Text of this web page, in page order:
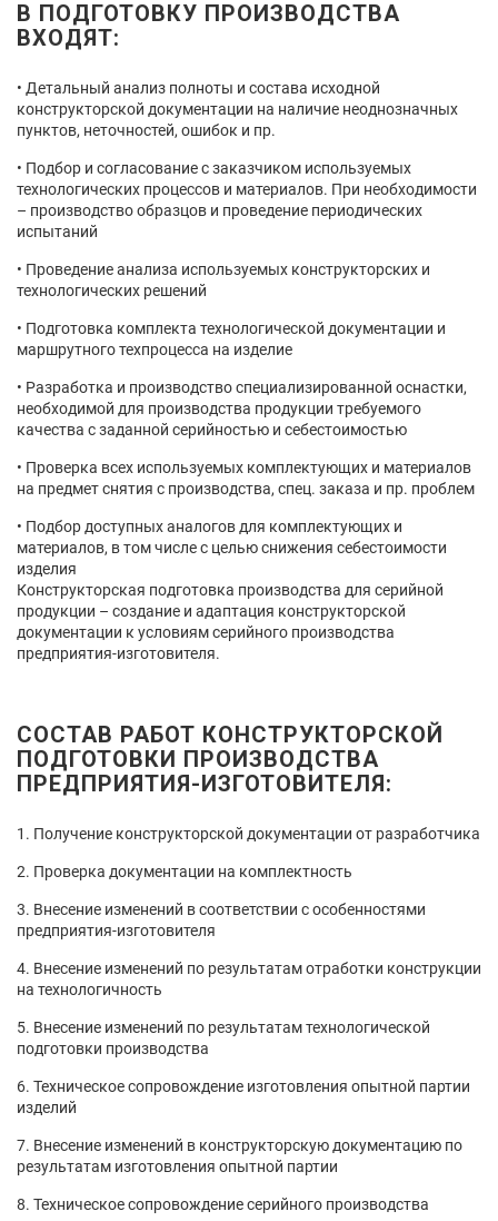
В ПОДГОТОВКУ ПРОИЗВОДСТВА
ВХОДЯТ:
Детальный анализ полноты и состава исходной
конструкторской документации на наличие неоднозначных
пунктов, неточностей, ошибок и пр.
Подбор и согласование с заказчиком используемых
технологических процессов и материалов. При необходимости
– производство образцов и проведение периодических
испытаний
Проведение анализа используемых конструкторских и
технологических решений
Подготовка комплекта технологической документации и
маршрутного техпроцесса на изделие
Разработка и производство специализированной оснастки,
необходимой для производства продукции требуемого
качества с заданной серийностью и себестоимостью
Проверка всех используемых комплектующих и материалов
на предмет снятия с производства, спец. заказа и пр. проблем
Подбор доступных аналогов для комплектующих и
материалов, в том числе с целью снижения себестоимости
изделия
Конструкторская подготовка производства для серийной
продукции – создание и адаптация конструкторской
документации к условиям серийного производства
предприятия-изготовителя.
СОСТАВ РАБОТ КОНСТРУКТОРСКОЙ
ПОДГОТОВКИ ПРОИЗВОДСТВА
ПРЕДПРИЯТИЯ-ИЗГОТОВИТЕЛЯ:
Получение конструкторской документации от разработчика
Проверка документации на комплектность
Внесение изменений в соответствии с особенностями
предприятия-изготовителя
Внесение изменений по результатам отработки конструкции
на технологичность
Внесение изменений по результатам технологической
подготовки производства
Техническое сопровождение изготовления опытной партии
изделий
Внесение изменений в конструкторскую документацию по
результатам изготовления опытной партии
Техническое сопровождение серийного производства